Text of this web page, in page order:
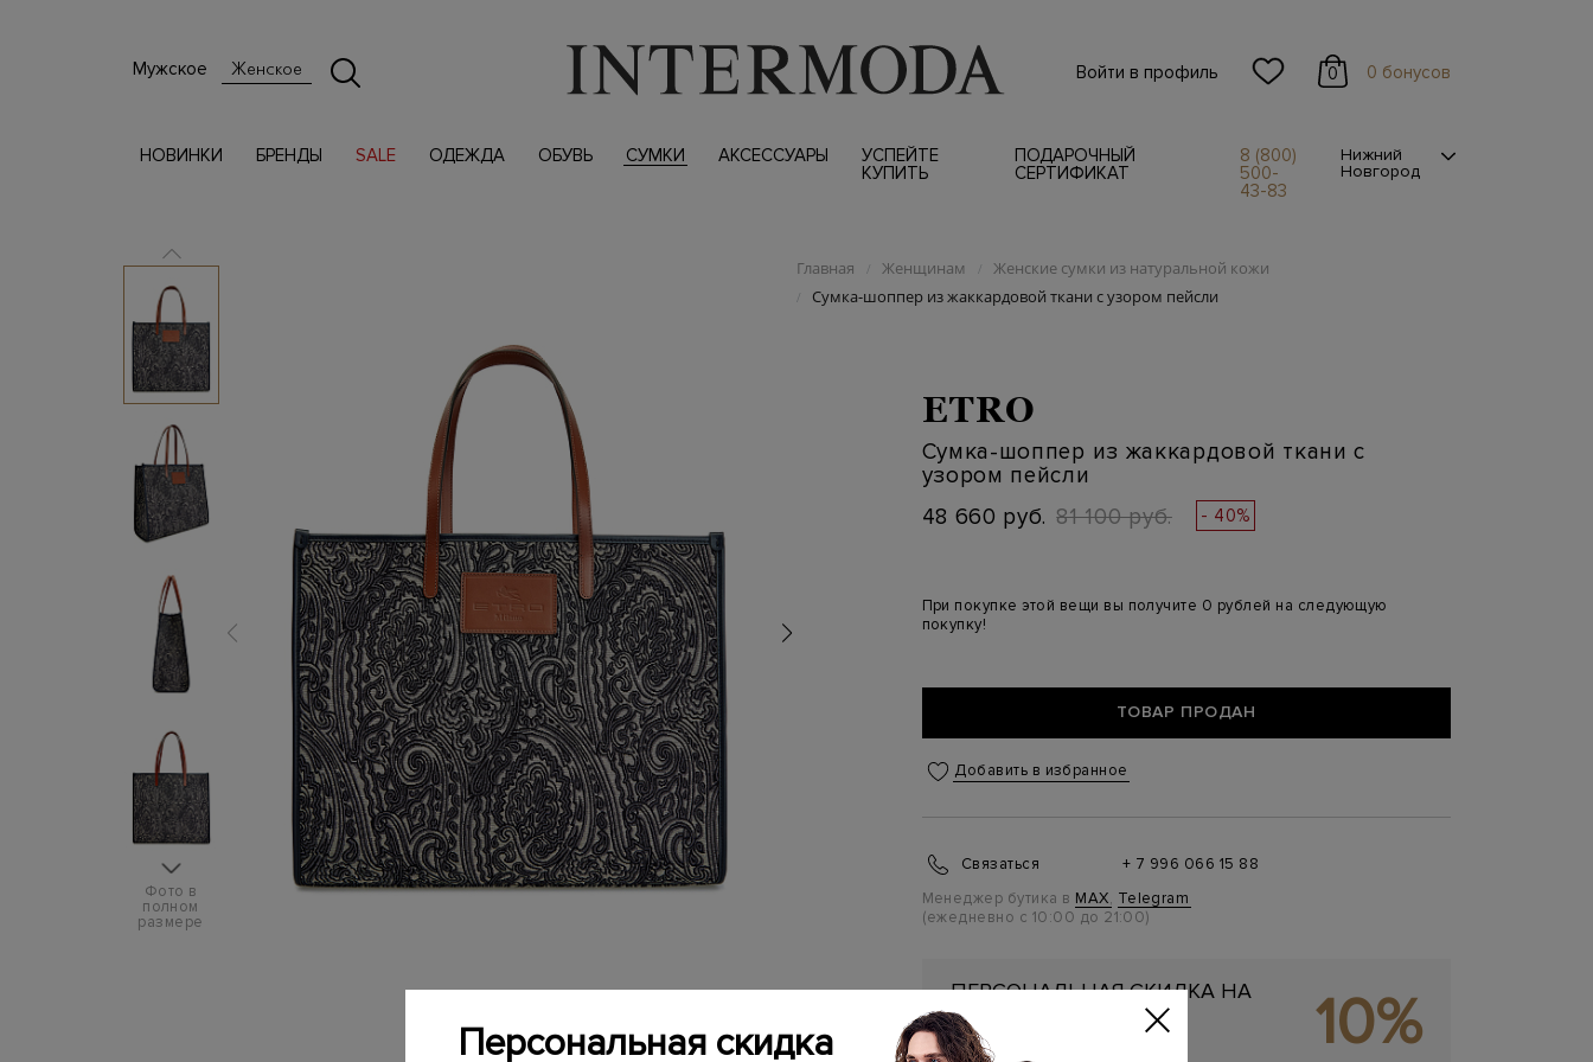
Мужское Женское Войти в профиль 0 0 бонусов
НОВИНКИ БРЕНДЫ SALE ОДЕЖДА ОБУВЬ СУМКИ АКСЕССУАРЫ
УСПЕЙТЕ
КУПИТЬ
ПОДАРОЧНЫЙ
СЕРТИФИКАТ
8 (800)
500-
43-83
Нижний
Новгород
Фото в
полном
размере
Главная / Женщинам / Женские сумки из натуральной кожи
/ Сумка-шоппер из жаккардовой ткани с узором пейсли
ETRO
Сумка-шоппер из жаккардовой ткани с
узором пейсли
48 660 руб. 81 100 руб. - 40%
При покупке этой вещи вы получите 0 рублей на следующую
покупку!
ТОВАР ПРОДАН
Добавить в избранное
Связаться
+ 7 996 066 15 88
Менеджер бутика в MAX, Telegram
(ежедневно с 10:00 до 21:00)
ПЕРСОНАЛЬНАЯ СКИДКА НА
ПЕРВУЮ ПОКУПКУ
Подробнее 10%
Персональная скидка